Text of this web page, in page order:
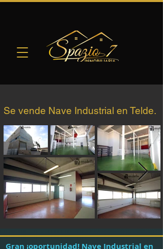
Se vende Nave Industrial en Telde.
Gran ¡oportunidad! Nave Industrial en